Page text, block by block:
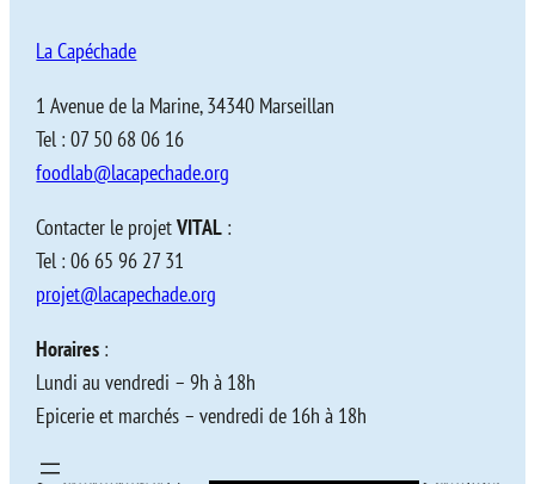
La Capéchade
1 Avenue de la Marine, 34340 Marseillan
Tel : 07 50 68 06 16
foodlab@lacapechade.org
Contacter le projetVITAL :
Tel : 06 65 96 27 31
projet@lacapechade.org
Horaires :
Lundi au vendredi – 9h à 18h
Epicerie et marchés – vendredi de 16h à 18h